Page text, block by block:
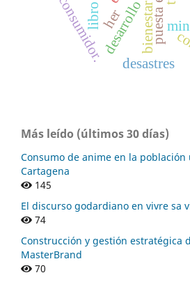
desarrollo
consumidor.her
desastres
libro
Más leído (últimos 30 días)
Consumo de anime en la
Cartagena
145
El discurso godardiano en vivre sa
74
Construcción y gestión estratégica
MasterBrand
70